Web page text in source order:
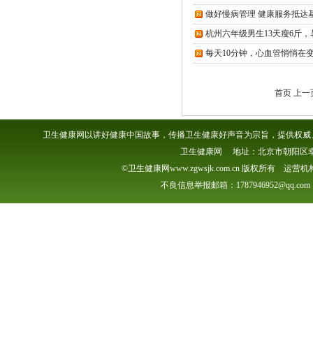
做好慢病管理 健康服务抵达
杭州六年级男生13天瘦6斤
每天10分钟，心血管悄悄在
首页 上
卫生健康网以讲好健康中国故事，传播卫生健康好声音为宗旨，提供权
卫生健康网 地址：北京市朝阳区
©卫生健康网www.zgwsjk.com.cn 版权所有 运营
不良信息举报邮箱：